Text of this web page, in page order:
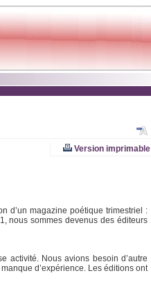
Version imprimable
d’un magazine poétique trimestriel :
nous sommes devenus des éditeurs
activité. Nous avions besoin d’autre
d’expérience. Les éditions ont